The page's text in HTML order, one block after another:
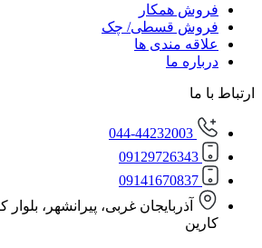
همکار
قسطی/ چک
مندی ها
ما
044-44232003
آذربایجان غربی، پیرانشهر، بلوار کردستان،